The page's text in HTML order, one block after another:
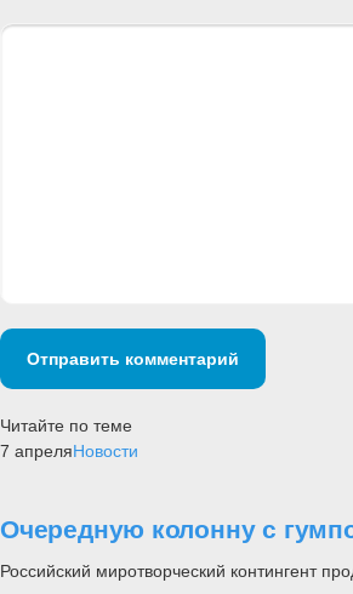
Отправить комментарий
Читайте по теме
7 апреляНовости
Очередную колонну с
Российский миротворческий контингент